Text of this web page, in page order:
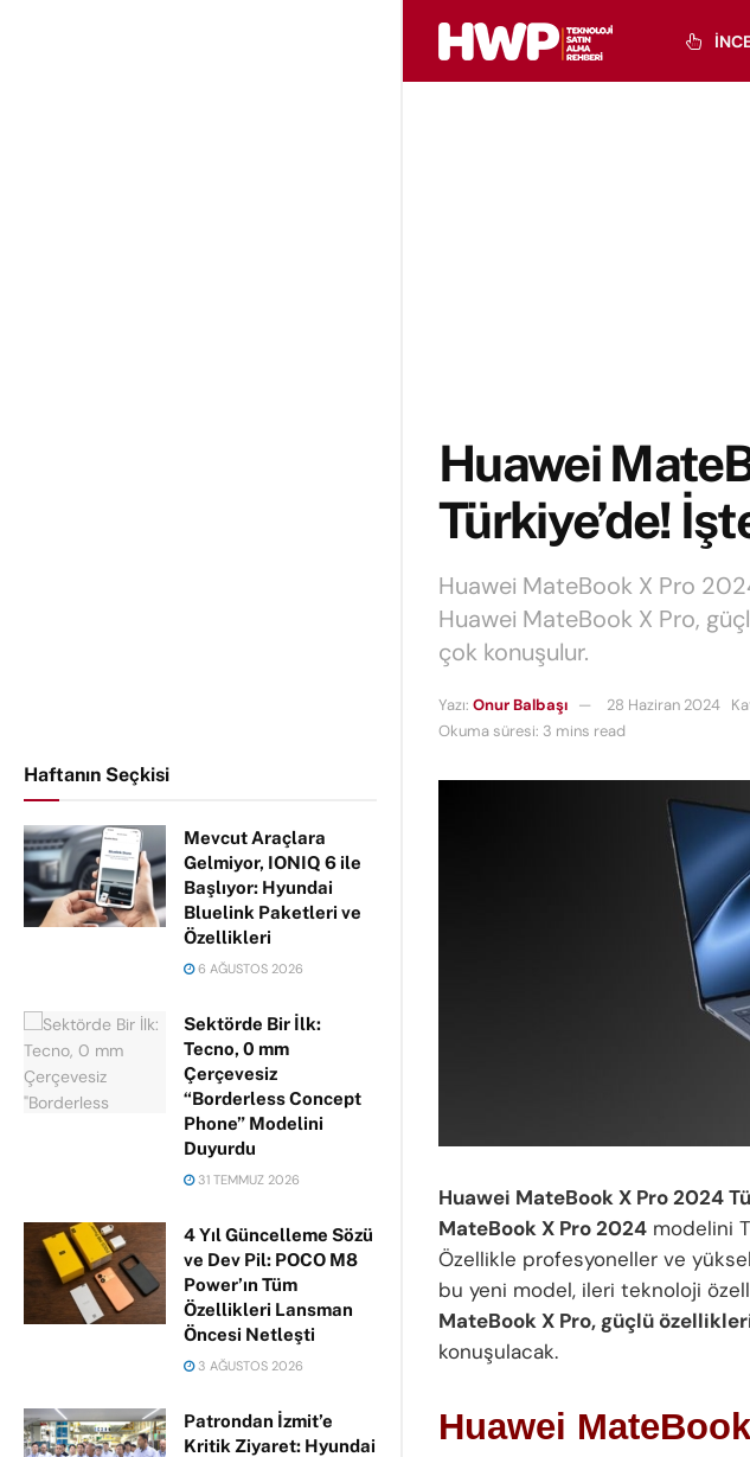
Haftanın Seçkisi
Mevcut Araçlara
Gelmiyor, IONIQ 6 ile
Başlıyor: Hyundai
Bluelink Paketleri ve
Özellikleri
6 AĞUSTOS 2026
Sektörde Bir İlk:
Tecno, 0 mm
Çerçevesiz
“Borderless Concept
Phone” Modelini
Duyurdu
31 TEMMUZ 2026
4 Yıl Güncelleme Sözü
ve Dev Pil: POCO M8
Power’ın Tüm
Özellikleri Lansman
Öncesi Netleşti
3 AĞUSTOS 2026
Patrondan İzmit’e
Kritik Ziyaret: Hyundai
Huawei
Türkiye’de!
Huawei MateBook X Pro
Huawei MateBook X Pro,
çok konuşulur.
Yazı: Onur Balbaşı 28 Haziran 2024
Okuma süresi: 3 mins read
Huawei MateBook X Pro 2024
MateBook X Pro 2024 modelini
Özellikle profesyoneller ve
bu yeni model, ileri teknoloji
MateBook X Pro, güçlü
konuşulacak.
Huawei